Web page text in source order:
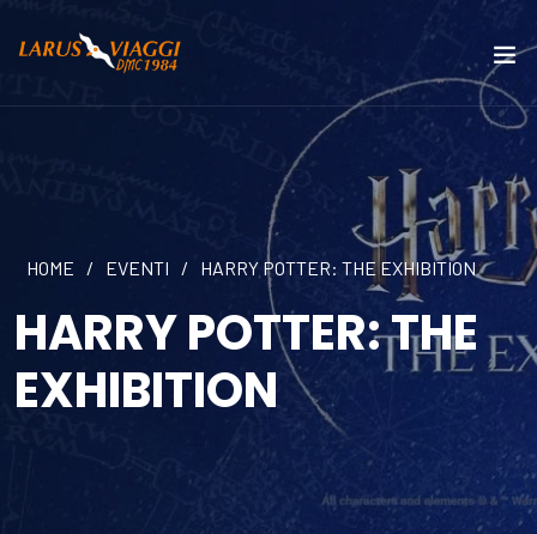
HOME / EVENTI / HARRY POTTER: THE EXHIBITION
HARRY POTTER: THE
EXHIBITION